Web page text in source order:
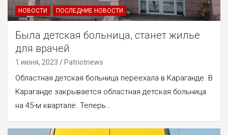
НОВОСТИ ПОСЛЕДНИЕ НОВОСТИ
Была детская больница, станет жилье
для врачей
1 июня, 2023 Patriotnews
Областная детская больница переехала в Караганде. В
Караганде закрывается областная детская больница
на 45-м квартале. Теперь…